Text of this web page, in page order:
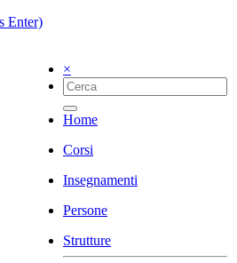
Enter)
×
Home
Corsi
Insegnamenti
Persone
Strutture